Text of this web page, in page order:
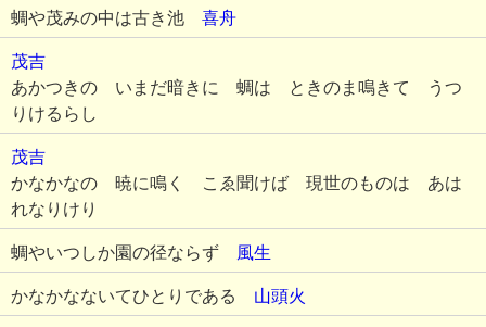
蜩や茂みの中は古き池 喜舟
茂吉
あかつきの いまだ暗きに 蜩は ときのま鳴きて うつ
りけるらし
茂吉
かなかなの 暁に鳴く こゑ聞けば 現世のものは あは
れなりけり
蜩やいつしか園の径ならず 風生
かなかなないてひとりである 山頭火